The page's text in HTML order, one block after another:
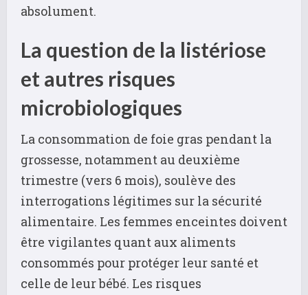
absolument.
La question de la listériose
et autres risques
microbiologiques
La consommation de foie gras pendant la
grossesse, notamment au deuxième
trimestre (vers 6 mois), soulève des
interrogations légitimes sur la sécurité
alimentaire. Les femmes enceintes doivent
être vigilantes quant aux aliments
consommés pour protéger leur santé et
celle de leur bébé. Les risques